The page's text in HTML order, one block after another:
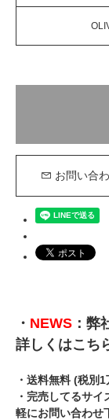
お問い合
・ NEWS ：弊
詳しくはこち
・送料無料 (税別
・完売してるサ
軽にお問い合わせ